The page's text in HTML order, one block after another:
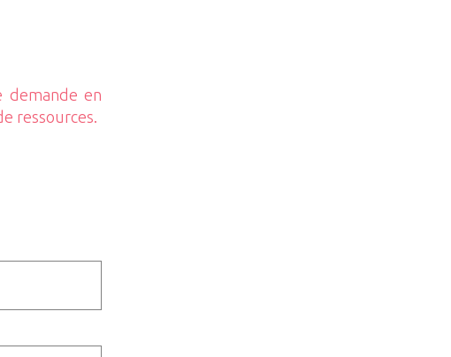
demande en
ressources.